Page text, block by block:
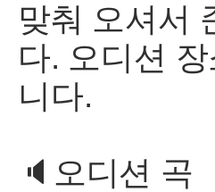
맞춰 오셔서
다. 오디션
니다.
🔈오디션 곡